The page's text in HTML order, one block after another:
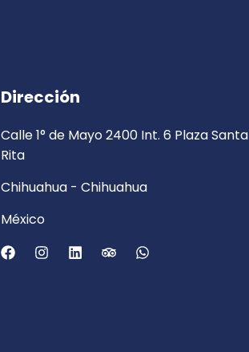
Dirección
Calle 1° de Mayo 2400 Int. 6 Plaza Santa
Rita
Chihuahua - Chihuahua
México